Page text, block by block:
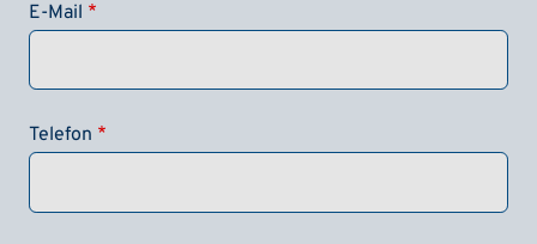
E-Mail
Telefon